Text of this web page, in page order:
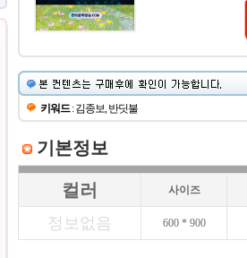
키워드: 김종보, 반딧불
기본정보
컬러 사이즈
정보없음 600 * 900